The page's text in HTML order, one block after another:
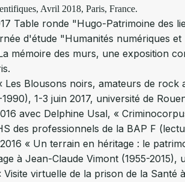
, Avril 2018, Paris, France.
Table ronde "Hugo-Patrimoine des
d'étude "Humanités numériques
mémoire des murs, une exposition
Les Blousons noirs, amateurs de
1-3 juin 2017, université de
avec Delphine Usal, «
des professionnels de la BAP F
« Un terrain en héritage : le
à Jean-Claude Vimont (1955-2015),
Visite virtuelle de la prison de la